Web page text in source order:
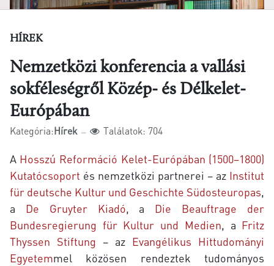
HÍREK
Nemzetközi konferencia a vallási
sokféleségről Közép- és Délkelet-
Európában
Kategória:Hírek Találatok: 704
A Hosszú Reformáció Kelet-Európában (1500–1800)
Kutatócsoport és nemzetközi partnerei – az Institut
für deutsche Kultur und Geschichte Südosteuropas,
a De Gruyter Kiadó, a Die Beauftrage der
Bundesregierung für Kultur und Medien, a Fritz
Thyssen Stiftung – az Evangélikus Hittudományi
Egyetemmel közösen rendeztek tudományos